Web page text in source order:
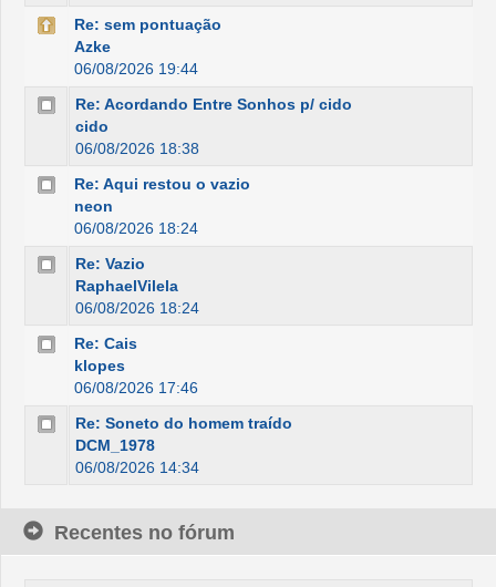
Re: sem pontuação
Azke
06/08/2026 19:44
Re: Acordando Entre Sonhos p/ cido
cido
06/08/2026 18:38
Re: Aqui restou o vazio
neon
06/08/2026 18:24
Re: Vazio
RaphaelVilela
06/08/2026 18:24
Re: Cais
klopes
06/08/2026 17:46
Re: Soneto do homem traído
DCM_1978
06/08/2026 14:34
Recentes no fórum